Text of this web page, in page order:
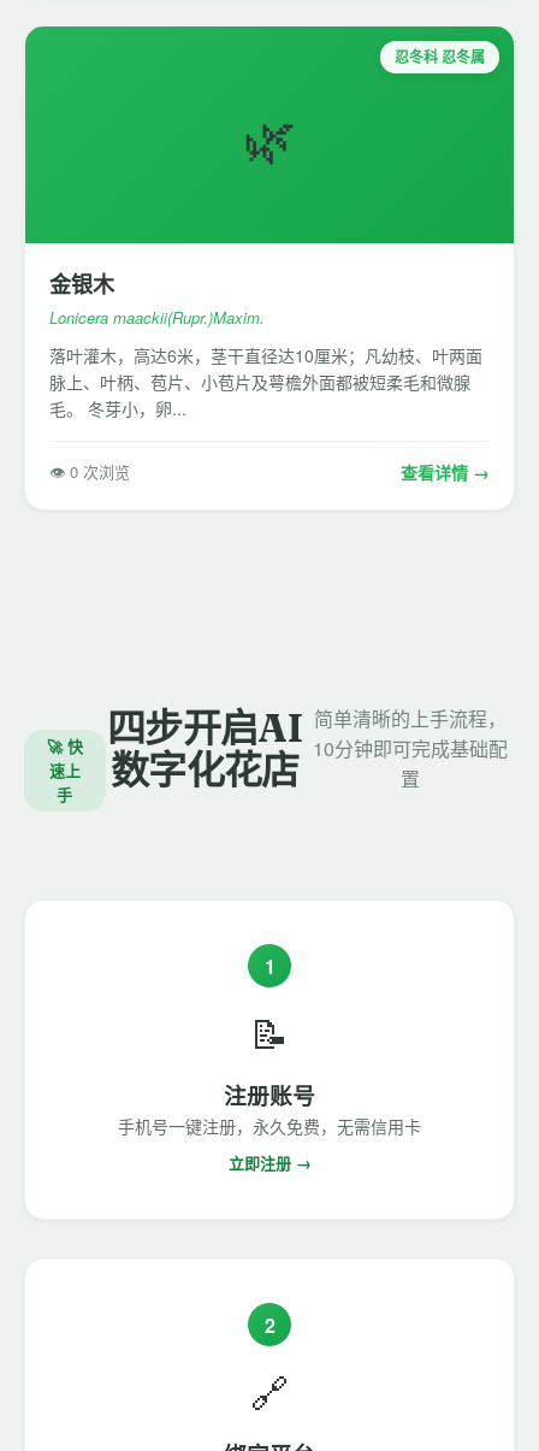
🌿
忍冬科 忍冬属
金银木
Lonicera maackii(Rupr.)Maxim.
落叶灌木，高达6米，茎干直径达10厘米；凡幼枝、叶两面
脉上、叶柄、苞片、小苞片及萼檐外面都被短柔毛和微腺
毛。 冬芽小，卵...
👁 0 次浏览 查看详情 →
🚀 快
速上
手
四步开启AI
数字化花店
简单清晰的上手流程，
10分钟即可完成基础配
置
1
📝
注册账号
手机号一键注册，永久免费，无需信用卡
立即注册 →
2
🔗